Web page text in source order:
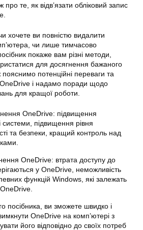
те, як відв’язати обліковий запис
хочете ви повністю видалити
чи лише тимчасово
покаже вам різні методи,
для досягнення бажаного
потенційні переваги та
і надамо поради щодо
для кращої роботи.
OneDrive: підвищення
системи, підвищення рівня
та безпеки, кращий контроль над
OneDrive: втрата доступу до
у OneDrive, неможливість
функцій Windows, які залежать
OneDrive.
посібника, ви зможете швидко і
OneDrive на комп’ютері з
його відповідно до своїх потреб